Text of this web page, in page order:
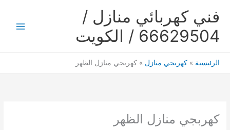
فني كهربائي منازل /
66629504 / الكويت
الرئيسية كهربجي منازل كهربجي منازل الظهر
كهربجي منازل الظهر